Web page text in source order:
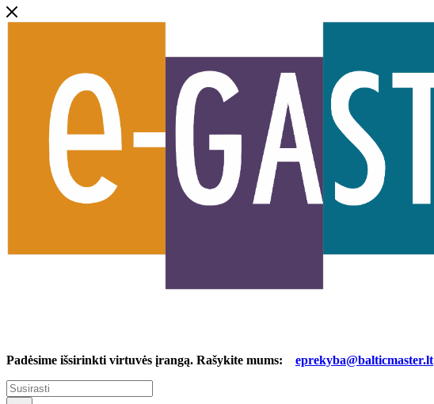
Padėsime išsirinkti virtuvės įrangą. Rašykite mums: eprekyba@balticmaster.lt